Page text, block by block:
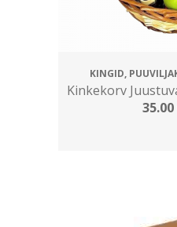
KINGID,
Kinkekorv
35.00